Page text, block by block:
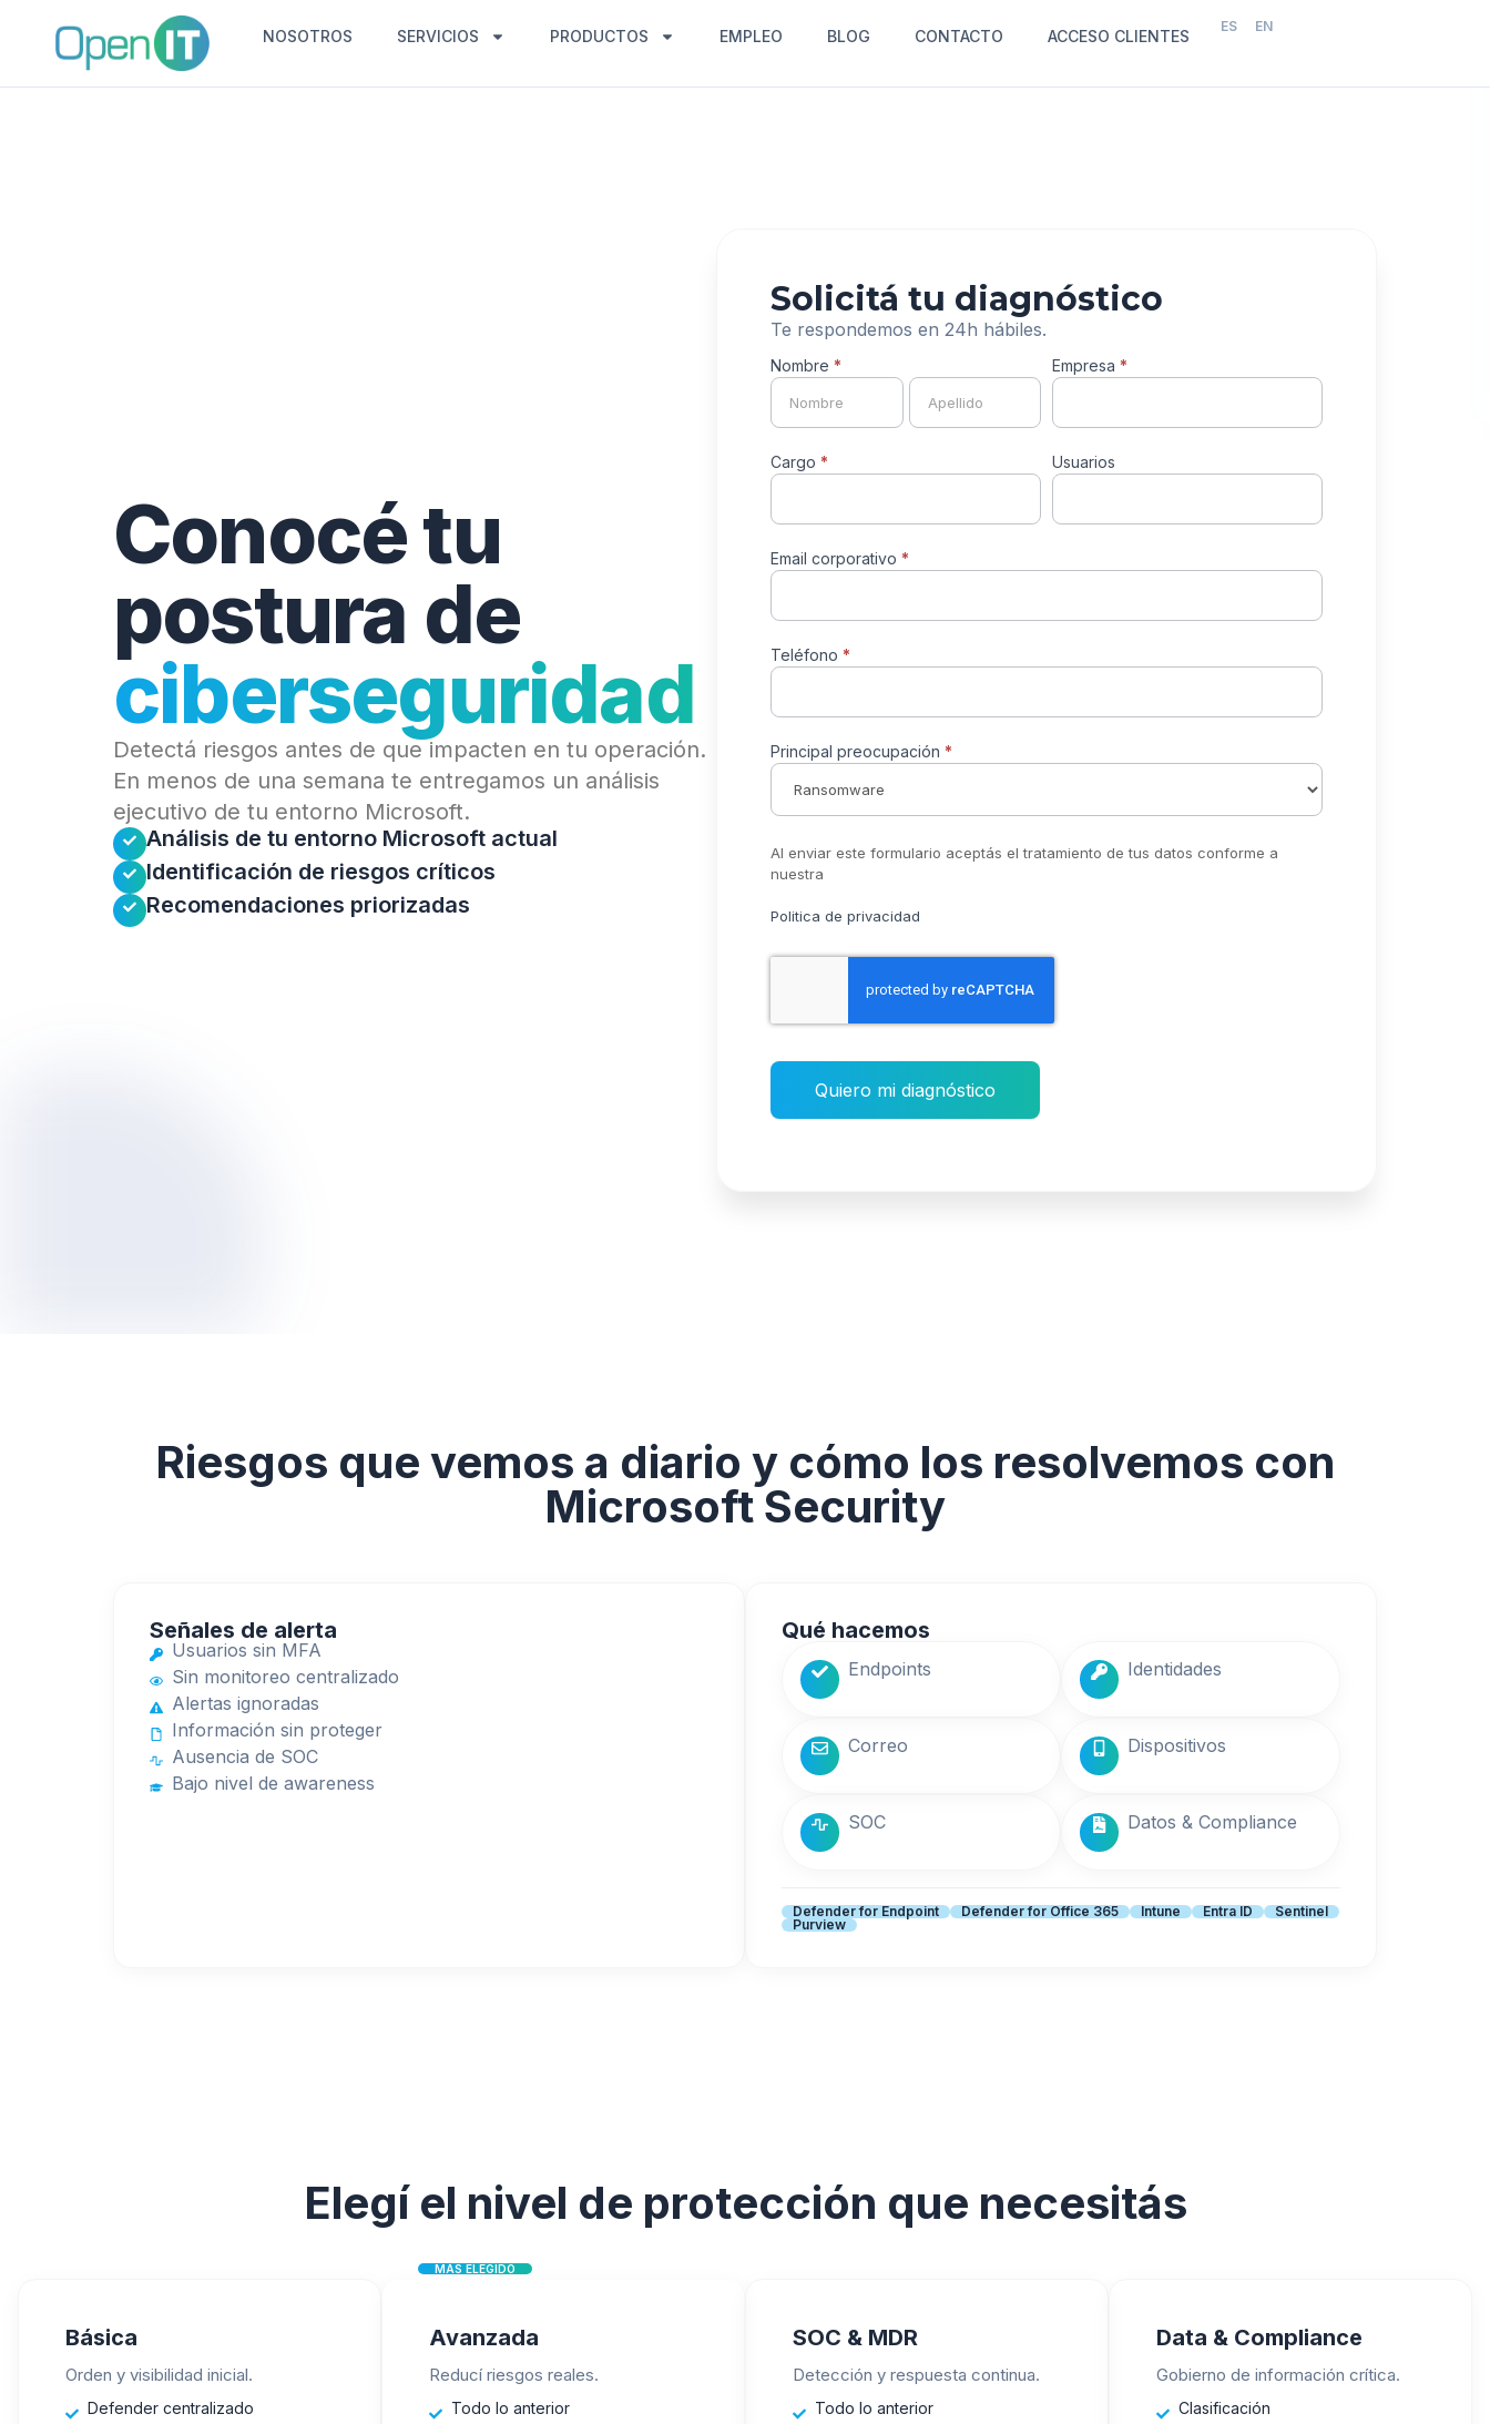
NOSOTROS SERVICIOS PRODUCTOS EMPLEO BLOG CONTACTO ACCESO CLIENTES
ES EN
Conocé tu
postura de
ciberseguridad
Detectá riesgos antes de que impacten en tu operación.
En menos de una semana te entregamos un análisis
ejecutivo de tu entorno Microsoft.
Análisis de tu entorno Microsoft actual
Identificación de riesgos críticos
Recomendaciones priorizadas
Solicitá tu diagnóstico
Te respondemos en 24h hábiles.
Formulario
MicrosoftSecurity
Nombre *
Nombre Nombre
Empresa *
Cargo * Usuarios
Email corporativo *
Teléfono *
Principal preocupación *
Al enviar este formulario aceptás el tratamiento de tus datos conforme a
nuestra
Politica de privacidad
Quiero mi diagnóstico
Riesgos que vemos a diario y cómo los resolvemos con
Microsoft Security
Señales de alerta
Usuarios sin MFA
Sin monitoreo centralizado
Alertas ignoradas
Información sin proteger
Ausencia de SOC
Bajo nivel de awareness
Qué hacemos
Endpoints Identidades
Correo Dispositivos
SOC Datos & Compliance
Defender for Endpoint Defender for Office 365 Intune Entra ID
Sentinel
Purview
Elegí el nivel de protección que necesitás
Básica
Orden y visibilidad inicial.
Defender centralizado
Avanzada
Reducí riesgos reales.
Todo lo anterior
MÁS ELEGIDO
SOC & MDR
Detección y respuesta continua.
Todo lo anterior
Data & Compliance
Gobierno de información crítica.
Clasificación